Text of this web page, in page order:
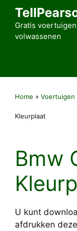
Gratis
volwassenen
Home » Voertuigen
Kleurplaat
Bmw
U kunt
afdrukken